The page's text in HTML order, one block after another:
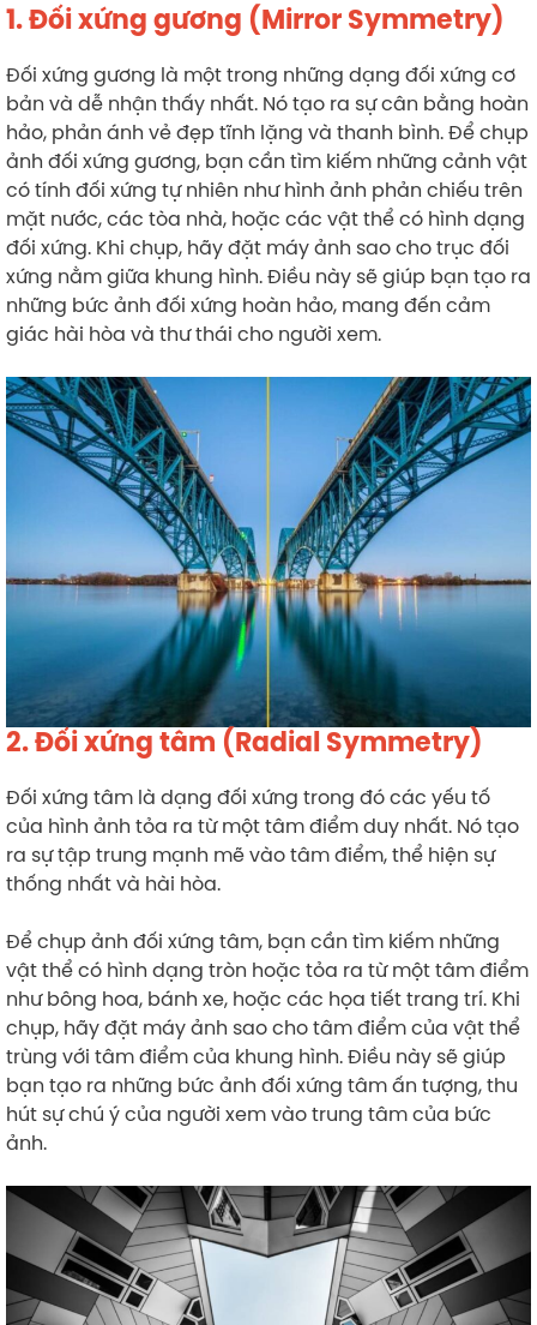
1. Đối xứng gương (Mirror Symmetry)
Đối xứng gương là một trong những dạng đối xứng cơ
bản và dễ nhận thấy nhất. Nó tạo ra sự cân bằng hoàn
hảo, phản ánh vẻ đẹp tĩnh lặng và thanh bình. Để chụp
ảnh đối xứng gương, bạn cần tìm kiếm những cảnh vật
có tính đối xứng tự nhiên như hình ảnh phản chiếu trên
mặt nước, các tòa nhà, hoặc các vật thể có hình dạng
đối xứng. Khi chụp, hãy đặt máy ảnh sao cho trục đối
xứng nằm giữa khung hình. Điều này sẽ giúp bạn tạo ra
những bức ảnh đối xứng hoàn hảo, mang đến cảm
giác hài hòa và thư thái cho người xem.
2. Đối xứng tâm (Radial Symmetry)
Đối xứng tâm là dạng đối xứng trong đó các yếu tố
của hình ảnh tỏa ra từ một tâm điểm duy nhất. Nó tạo
ra sự tập trung mạnh mẽ vào tâm điểm, thể hiện sự
thống nhất và hài hòa.
Để chụp ảnh đối xứng tâm, bạn cần tìm kiếm những
vật thể có hình dạng tròn hoặc tỏa ra từ một tâm điểm
như bông hoa, bánh xe, hoặc các họa tiết trang trí. Khi
chụp, hãy đặt máy ảnh sao cho tâm điểm của vật thể
trùng với tâm điểm của khung hình. Điều này sẽ giúp
bạn tạo ra những bức ảnh đối xứng tâm ấn tượng, thu
hút sự chú ý của người xem vào trung tâm của bức
ảnh.